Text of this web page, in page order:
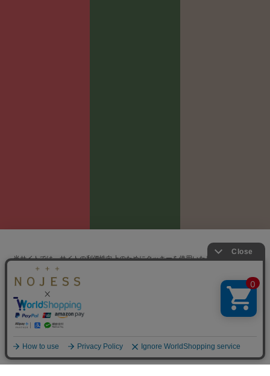
当サイトでは、サイトの利便性向上のためにクッキーを使用いたします。ボタン
から同意の可否を選択してください。選択せずにページを移動した場合、クッキ
ーの使用に同意したことになります。クッキーを通じて収集する情報には「お客
様個人を特定できる情報」は一切含まれておりません。詳細は
クッキーポリシ
ー
をご確認ください。